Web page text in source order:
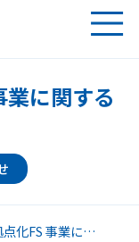
に関する
点化FS 事業に…